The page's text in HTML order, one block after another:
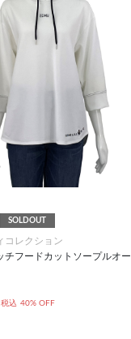
SOLDOUT
コレクション
チフードカットソープルオー
税込 40% OFF